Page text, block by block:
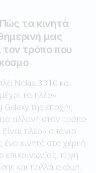
τα κινητά
μας
τον τρόπο που
Nokia 3310 και
τα πλέον
της εποχής
αλλαγή στον τρόπο
πλέον σπάνιο
κινητό στο χέρι ή
επικοινωνίας, πηγή
και πολλά ακόμη.